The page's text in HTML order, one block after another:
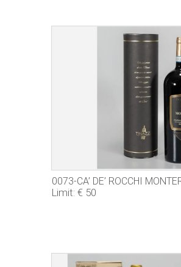
0073-CA’ DE’ ROCCHI
Limit: € 50